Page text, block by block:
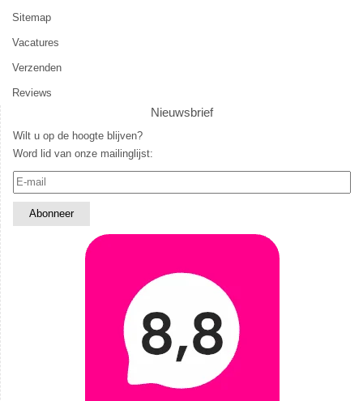
Sitemap
Vacatures
Verzenden
Reviews
Nieuwsbrief
Wilt u op de hoogte blijven?
Word lid van onze mailinglijst: